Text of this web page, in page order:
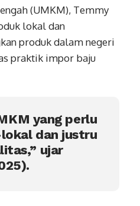
(UMKM), Temmy
lokal dan
produk dalam negeri
praktik impor baju
yang perlu
dan justru
ujar